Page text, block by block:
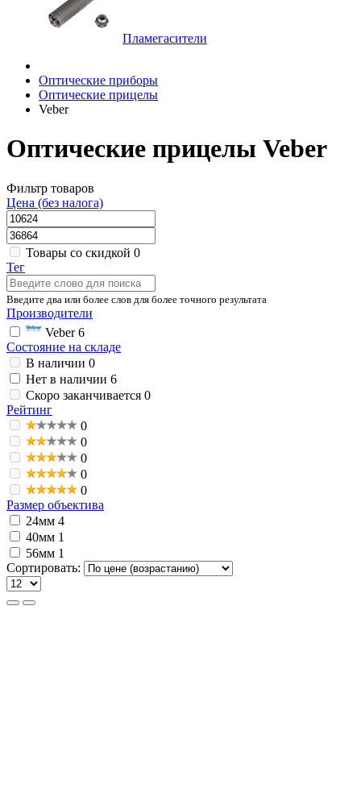
Пламегасители
Оптические приборы
Оптические прицелы
Veber
Оптические прицелы Veber
Фильтр товаров
Цена (без налога)
Товары со скидкой 0
Тег
Введите два или более слов для более точного результата
Производители
Veber 6
Состояние на складе
В наличии 0
Нет в наличии 6
Скоро заканчивается 0
Рейтинг
0
0
0
0
0
Размер объектива
24мм 4
40мм 1
56мм 1
Сортировать: